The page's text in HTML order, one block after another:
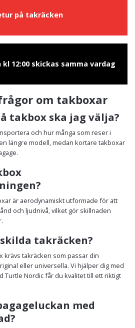
på takräcken
12:00 skickas samma vardag
om takboxar
takbox ska jag välja?
och hur många som reser i
längre modell, medan kortare takboxar
är aerodynamiskt utformade för att
och ljudnivå, vilket gör skillnaden
takräcken?
krävs takräcken som passar din
eller universella. Vi hjälper dig med
Turtle Nordic får du kvalitet till ett riktigt
med